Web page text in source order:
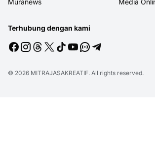
Terhubung dengan kami
© 2026 MITRAJASAKREATIF. All rights reserved.